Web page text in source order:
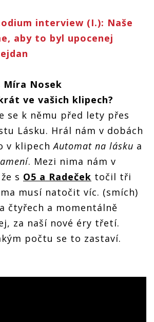
interview (I.): Naše
aby to byl upocenej
Míra Nosek
ve vašich klipech?
se k němu před lety přes
Lásku. Hrál nám v dobách
v klipechAutomat na lásku a
. Mezi nima nám v
s O5 a Radeček točil tři
musí natočit víc. (smích)
čtyřech a momentálně
za naší nové éry třetí.
počtu se to zastaví.